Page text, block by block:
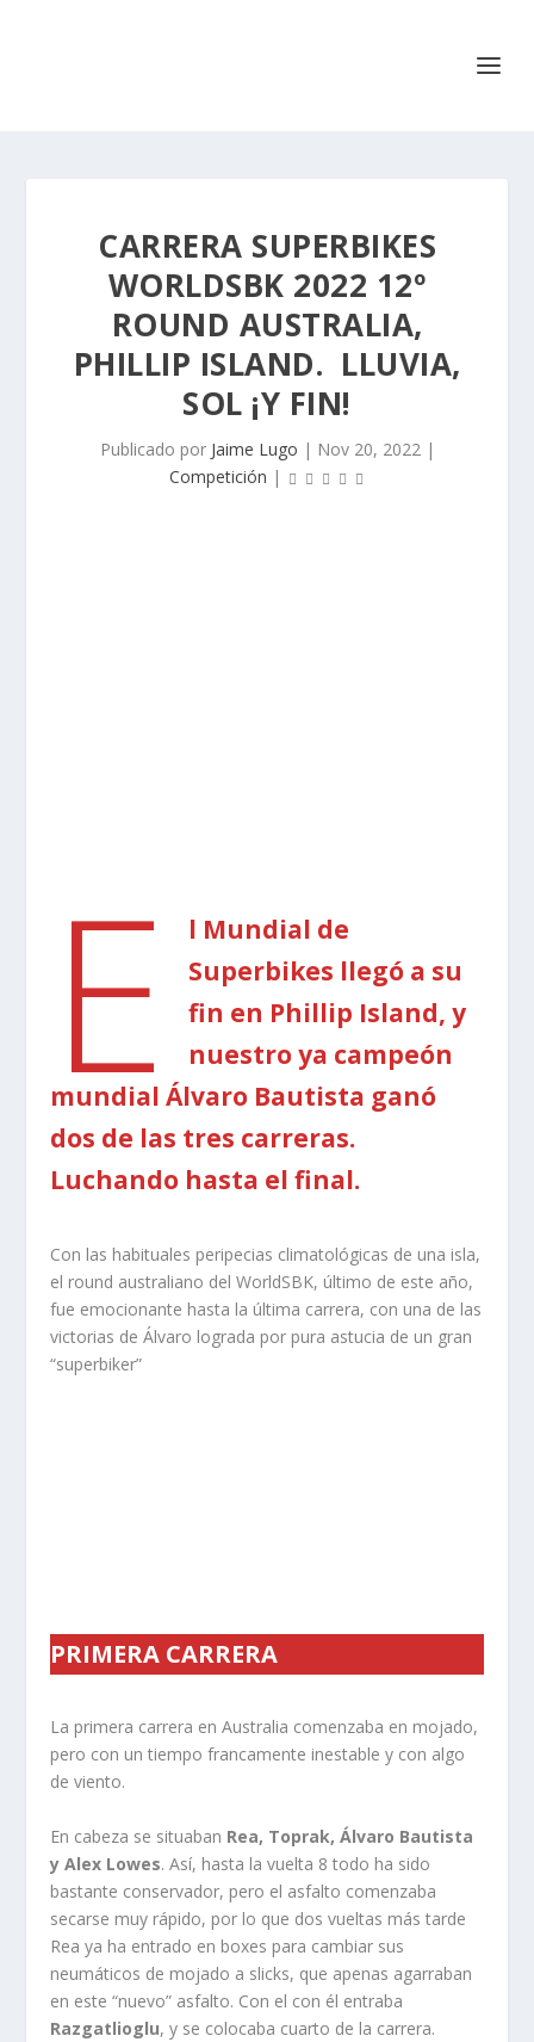
CARRERA SUPERBIKES
WORLDSBK 2022 12º
ROUND AUSTRALIA,
PHILLIP ISLAND. LLUVIA,
SOL ¡Y FIN!
Publicado por Jaime Lugo | Nov 20, 2022|
Competición |
E
l Mundial de
Superbikes llegó a su
fin en Phillip Island, y
nuestro ya campeón
mundial Álvaro Bautista ganó
dos de las tres carreras.
Luchando hasta el final.
Con las habituales peripecias climatológicas de una isla,
el round australiano del WorldSBK, último de este año,
fue emocionante hasta la última carrera, con una de las
victorias de Álvaro lograda por pura astucia de un gran
“superbiker”
PRIMERA CARRERA
La primera carrera en Australia comenzaba en mojado,
pero con un tiempo francamente inestable y con algo
de viento.
En cabeza se situaban Rea, Toprak, Álvaro Bautista
y Alex Lowes. Así, hasta la vuelta 8 todo ha sido
bastante conservador, pero el asfalto comenzaba
secarse muy rápido, por lo que dos vueltas más tarde
Rea ya ha entrado en boxes para cambiar sus
neumáticos de mojado a slicks, que apenas agarraban
en este “nuevo” asfalto. Con el con él entraba
Razgatlioglu, y se colocaba cuarto de la carrera.